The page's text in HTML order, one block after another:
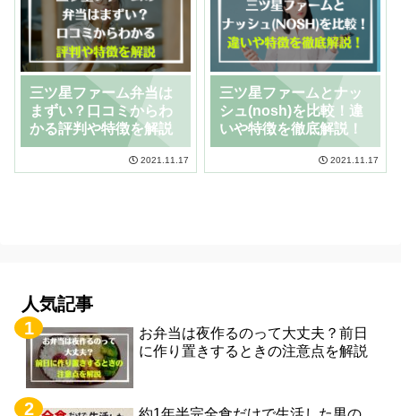
三ツ星ファーム弁当は
まずい？口コミからわ
かる評判や特徴を解説
2021.11.17
三ツ星ファームとナッ
シュ(nosh)を比較！違
いや特徴を徹底解説！
2021.11.17
人気記事
お弁当は夜作るのって大丈夫？前日
に作り置きするときの注意点を解説